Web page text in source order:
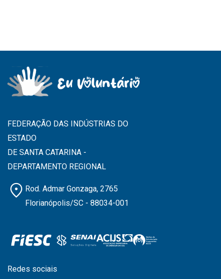
FEDERAÇÃO DAS INDÚSTRIAS DO
ESTADO
DE SANTA CATARINA -
DEPARTAMENTO REGIONAL
location_on Rod. Admar Gonzaga, 2765
Florianópolis/SC - 88034-001
Redes sociais